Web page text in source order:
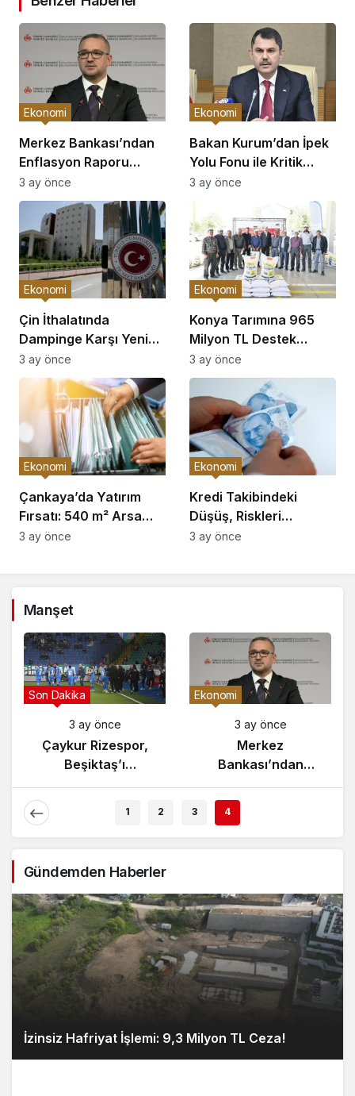
Merkez Bankası’ndan
Enflasyon Raporu
Açıklaması
Ekonomi
3 ay önce
Bakan Kurum’dan İpek
Yolu Fonu ile Kritik
Görüşme
Ekonomi
3 ay önce
Çin İthalatında
Dampinge Karşı Yeni
Önlemler!
Ekonomi
3 ay önce
Konya Tarımına 965
Milyon TL Destek
Açıklaması
Ekonomi
3 ay önce
Çankaya’da Yatırım
Fırsatı: 540 m² Arsa
Satışı
Ekonomi
3 ay önce
Kredi Takibindeki
Düşüş, Riskleri
Artırıyor!
Ekonomi
3 ay önce
Manşet
Gündem
3 ay önce
Yunanistan’da
Zeybek Tartışması
Son Dakika
3 ay önce
Çaykur Rizespor,
Beşiktaş’ı
1 2 3 4
Gündemden Haberler
İzinsiz Hafriyat İşlemi: 9,3 Milyon TL Ceza!